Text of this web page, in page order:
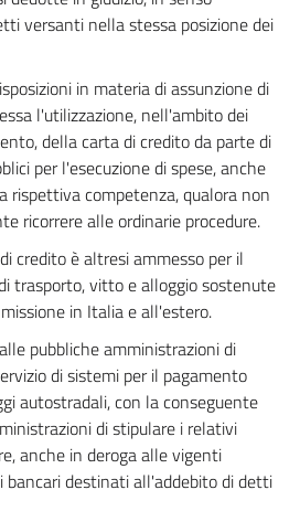
versanti nella stessa posizione dei
in materia di assunzione di
l'utilizzazione, nell'ambito dei
della carta di credito da parte di
per l'esecuzione di spese, anche
rispettiva competenza, qualora non
ricorrere alle ordinarie procedure.
credito è altresi ammesso per il
trasporto, vitto e alloggio sostenute
in Italia e all'estero.
pubbliche amministrazioni di
di sistemi per il pagamento
autostradali, con la conseguente
di stipulare i relativi
anche in deroga alle vigenti
destinati all'addebito di detti